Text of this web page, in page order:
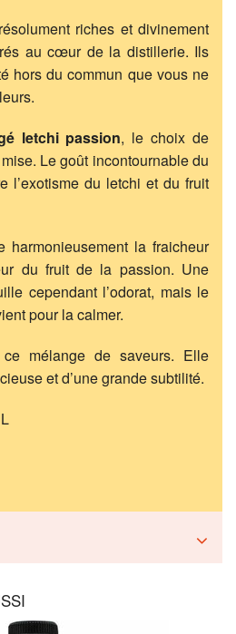
riches et divinement
au cœur de la distillerie. Ils
hors du commun que vous ne
letchi passion, le choix de
Le goût incontournable du
l’exotisme du letchi et du fruit
harmonieusement la fraicheur
du fruit de la passion. Une
cependant l’odorat, mais le
pour la calmer.
mélange de saveurs. Elle
et d’une grande subtilité.